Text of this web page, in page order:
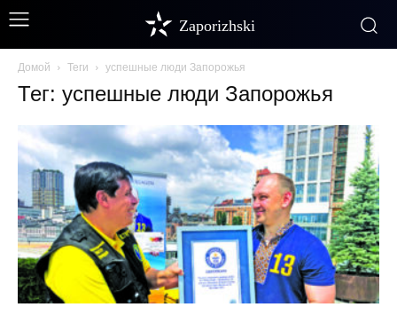
Zaporizhski
Домой Теги успешные люди Запорожья
Тег: успешные люди Запорожья